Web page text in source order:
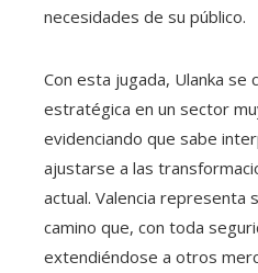
necesidades de su público.
Con esta jugada, Ulanka se
estratégica en un sector
evidenciando que sabe
ajustarse a las
actual. Valencia representa
camino que, con toda
extendiéndose a otros